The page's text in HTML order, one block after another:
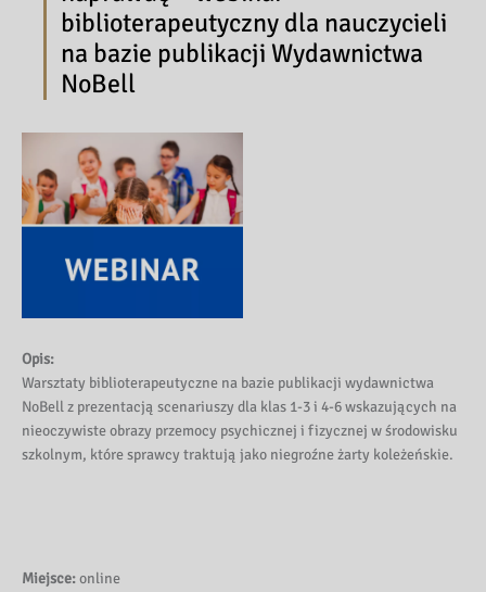
biblioterapeutyczny dla nauczycieli
na bazie publikacji Wydawnictwa
NoBell
Opis:
Warsztaty biblioterapeutyczne na bazie publikacji wydawnictwa
NoBell z prezentacją scenariuszy dla klas 1-3 i 4-6 wskazujących na
nieoczywiste obrazy przemocy psychicznej i fizycznej w środowisku
szkolnym, które sprawcy traktują jako niegroźne żarty koleżeńskie.
Miejsce:online